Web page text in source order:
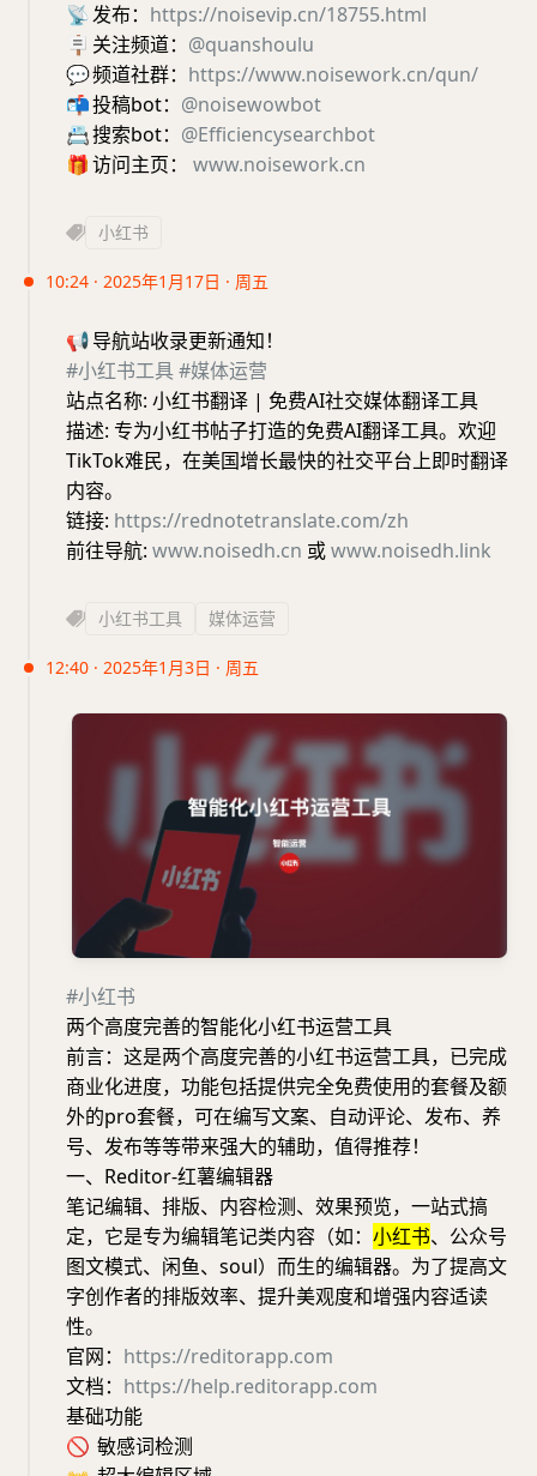
📡发布： https://noisevip.cn/18755.html
🪧 关注频道： @quanshoulu
💬频道社群： https://www.noisework.cn/qun/
📬投稿bot： @noisewowbot
📇搜索bot： @Efficiencysearchbot
🎁访问主页： www.noisework.cn
小红书
10:24 · 2025年1月17日 · 周五
📢导航站收录更新通知！
#小红书工具#媒体运营
站点名称: 小红书翻译 | 免费AI社交媒体翻译工具
描述: 专为小红书帖子打造的免费AI翻译工具。欢迎
TikTok难民，在美国增长最快的社交平台上即时翻译
内容。
链接: https://rednotetranslate.com/zh
前往导航: www.noisedh.cn 或www.noisedh.link
小红书工具 媒体运营
12:40 · 2025年1月3日 · 周五
#小红书
两个高度完善的智能化小红书运营工具
前言：这是两个高度完善的小红书运营工具，已完成
商业化进度，功能包括提供完全免费使用的套餐及额
外的pro套餐，可在编写文案、自动评论、发布、养
号、发布等等带来强大的辅助，值得推荐！
一、Reditor-红薯编辑器
笔记编辑、排版、内容检测、效果预览，一站式搞
定，它是专为编辑笔记类内容（如： 小红书、公众号
图文模式、闲鱼、soul）而生的编辑器。为了提高文
字创作者的排版效率、提升美观度和增强内容适读
性。
官网： https://reditorapp.com
文档： https://help.reditorapp.com
基础功能
🚫 敏感词检测